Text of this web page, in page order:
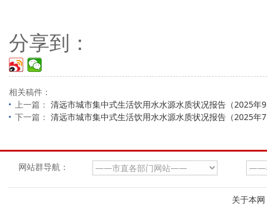
分享到：
相关稿件：
上一篇： 清远市城市集中式生活饮用水水源水质状况报告（2025年
下一篇： 清远市城市集中式生活饮用水水源水质状况报告（2025年
网站群导航：
关于本网